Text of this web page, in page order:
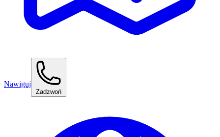
Nawiguj
Zadzwoń